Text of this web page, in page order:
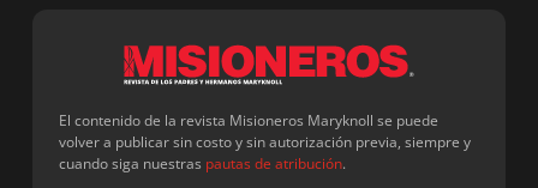
El contenido de la revista Misioneros Maryknoll se puede
volver a publicar sin costo y sin autorización previa, siempre y
cuando siga nuestras pautas de atribución.